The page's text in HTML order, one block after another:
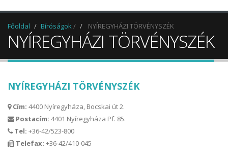
Főoldal Bíróságok/ NYÍREGYHÁZI TÖRVÉNYSZÉK
NYÍREGYHÁZI TÖRVÉNYSZÉK
NYÍREGYHÁZI TÖRVÉNYSZÉK
Cím: 4400 Nyíregyháza, Bocskai út 2.
Postacím: 4401 Nyíregyháza Pf. 85.
Tel: +36-42/523-800
Telefax: +36-42/410-045